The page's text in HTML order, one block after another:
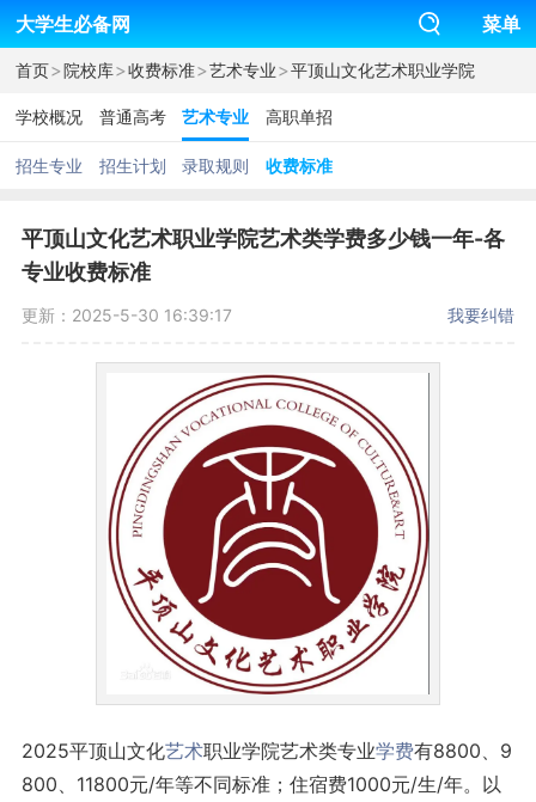
大学生必备网 菜单
首页>院校库>收费标准>艺术专业>平顶山文化艺术职业学院
学校概况 普通高考 艺术专业 高职单招
招生专业 招生计划 录取规则 收费标准
平顶山文化艺术职业学院艺术类学费多少钱一年-各
专业收费标准
更新：2025-5-30 16:39:17 我要纠错
2025平顶山文化艺术职业学院艺术类专业学费有8800、9
800、11800元/年等不同标准；住宿费1000元/生/年。以